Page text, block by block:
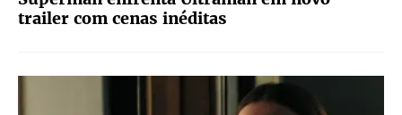
trailer com cenas inéditas